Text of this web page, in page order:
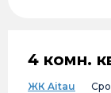
4 комн.
ЖК Aitau